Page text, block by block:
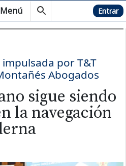
Menú Hemeroteca Entrar
impulsada por T&T
Abogados
sigue siendo
la navegación